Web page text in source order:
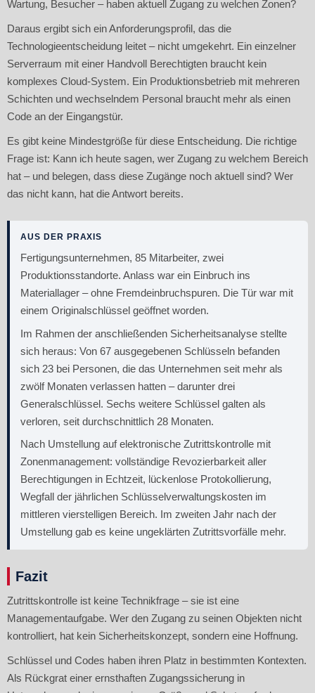
Wartung, Besucher – haben aktuell Zugang zu welchen Zonen?
Daraus ergibt sich ein Anforderungsprofil, das die
Technologieentscheidung leitet – nicht umgekehrt. Ein einzelner
Serverraum mit einer Handvoll Berechtigten braucht kein
komplexes Cloud-System. Ein Produktionsbetrieb mit mehreren
Schichten und wechselndem Personal braucht mehr als einen
Code an der Eingangstür.
Es gibt keine Mindestgröße für diese Entscheidung. Die richtige
Frage ist: Kann ich heute sagen, wer Zugang zu welchem Bereich
hat – und belegen, dass diese Zugänge noch aktuell sind? Wer
das nicht kann, hat die Antwort bereits.
AUS DER PRAXIS
Fertigungsunternehmen, 85 Mitarbeiter, zwei
Produktionsstandorte. Anlass war ein Einbruch ins
Materiallager – ohne Fremdeinbruchspuren. Die Tür war mit
einem Originalschlüssel geöffnet worden.
Im Rahmen der anschließenden Sicherheitsanalyse stellte
sich heraus: Von 67 ausgegebenen Schlüsseln befanden
sich 23 bei Personen, die das Unternehmen seit mehr als
zwölf Monaten verlassen hatten – darunter drei
Generalschlüssel. Sechs weitere Schlüssel galten als
verloren, seit durchschnittlich 28 Monaten.
Nach Umstellung auf elektronische Zutrittskontrolle mit
Zonenmanagement: vollständige Revozierbarkeit aller
Berechtigungen in Echtzeit, lückenlose Protokollierung,
Wegfall der jährlichen Schlüsselverwaltungskosten im
mittleren vierstelligen Bereich. Im zweiten Jahr nach der
Umstellung gab es keine ungeklärten Zutrittsvorfälle mehr.
Fazit
Zutrittskontrolle ist keine Technikfrage – sie ist eine
Managementaufgabe. Wer den Zugang zu seinen Objekten nicht
kontrolliert, hat kein Sicherheitskonzept, sondern eine Hoffnung.
Schlüssel und Codes haben ihren Platz in bestimmten Kontexten.
Als Rückgrat einer ernsthaften Zugangssicherung in